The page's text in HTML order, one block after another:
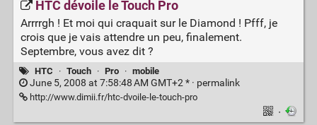
HTC dévoile le Touch Pro
Arrrrgh ! Et moi qui craquait sur le Diamond ! Pfff, je
crois que je vais attendre un peu, finalement.
Septembre, vous avez dit ?
HTC · Touch · Pro · mobile
June 5, 2008 at 7:58:48 AM GMT+2 * · permalink
http://www.dimii.fr/htc-dvoile-le-touch-pro
·